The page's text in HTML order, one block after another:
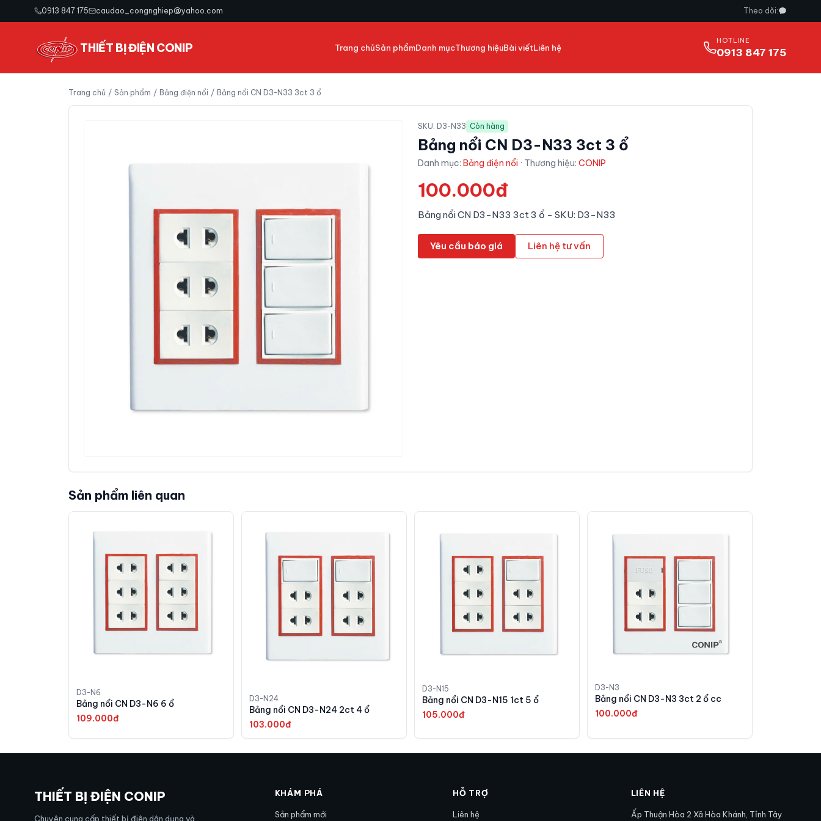
0913 847 175 caudao_congnghiep@yahoo.com Theo dõi:
THIẾT BỊ ĐIỆN CONIP Trang chủSản phẩmDanh mụcThương hiệuBài viếtLiên hệ
HOTLINE
0913 847 175
Trang chủ / Sản phẩm / Bảng điện nổi / Bảng nổi CN D3-N33 3ct 3 ổ
SKU: D3-N33 Còn hàng
Bảng nổi CN D3-N33 3ct 3 ổ
Danh mục: Bảng điện nổi · Thương hiệu: CONIP
100.000đ
Bảng nổi CN D3-N33 3ct 3 ổ - SKU: D3-N33
Yêu cầu báo giá Liên hệ tư vấn
Sản phẩm liên quan
D3-N6
Bảng nổi CN D3-N6 6 ổ
109.000đ
D3-N24
Bảng nổi CN D3-N24 2ct 4 ổ
103.000đ
D3-N15
Bảng nổi CN D3-N15 1ct 5 ổ
105.000đ
D3-N3
Bảng nổi CN D3-N3 3ct 2 ổ cc
100.000đ
THIẾT BỊ ĐIỆN CONIP
Chuyên cung cấp thiết bị điện dân dụng và
KHÁM PHÁ
Sản phẩm mới
HỖ TRỢ
Liên hệ
LIÊN HỆ
Ấp Thuận Hòa 2 Xã Hòa Khánh, Tỉnh Tây